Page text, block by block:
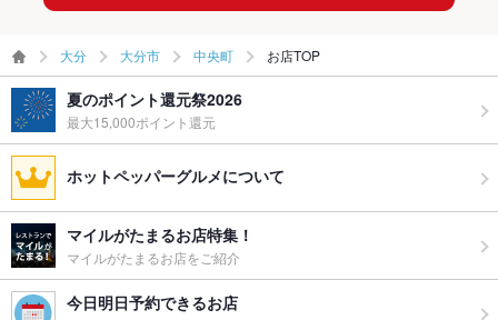
大分 大分市 中央町 お店TOP
夏のポイント還元祭2026
最大15,000ポイント還元
ホットペッパーグルメについて
マイルがたまるお店特集！
マイルがたまるお店をご紹介
今日明日予約できるお店